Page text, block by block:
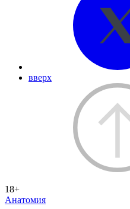
вверх
18+
Анатомия